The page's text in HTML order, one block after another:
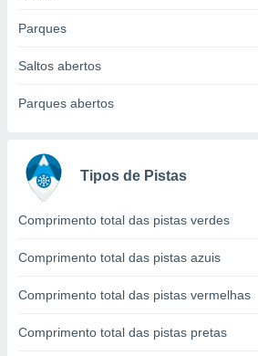
fontes,
dados
através
estudos
de
Parques
Saltos abertos
Parques abertos
Tipos de Pistas
Comprimento total das pistas verdes
Comprimento total das pistas azuis
Comprimento total das pistas vermelhas
Comprimento total das pistas pretas